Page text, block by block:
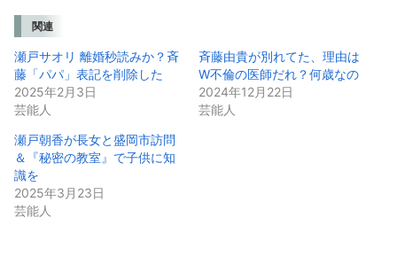
関連
瀬戸サオリ 離婚秒読みか？斉
藤「パパ」表記を削除した
2025年2月3日
芸能人
斉藤由貴が別れてた、理由は
W不倫の医師だれ？何歳なの
2024年12月22日
芸能人
瀬戸朝香が長女と盛岡市訪問
＆『秘密の教室』で子供に知
識を
2025年3月23日
芸能人